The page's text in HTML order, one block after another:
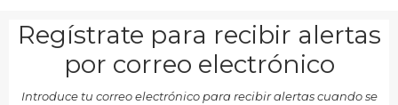
Regístrate para recibir alertas
por correo electrónico
Introduce tu correo electrónico para recibir alertas cuando se